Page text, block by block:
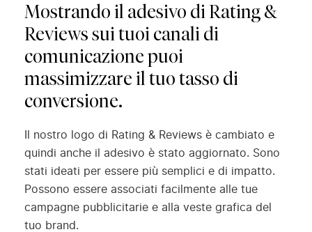
Mostrando il adesivo di Rating &
Reviews sui tuoi canali di
comunicazione puoi
massimizzare il tuo tasso di
conversione.
Il nostro logo di Rating & Reviews è cambiato e
quindi anche il adesivo è stato aggiornato. Sono
stati ideati per essere più semplici e di impatto.
Possono essere associati facilmente alle tue
campagne pubblicitarie e alla veste grafica del
tuo brand.